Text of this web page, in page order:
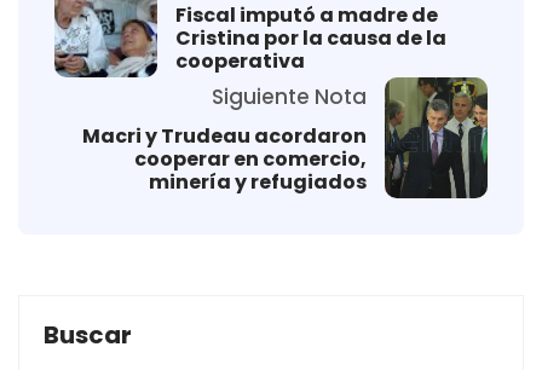
Fiscal imputó a madre de
Cristina por la causa de la
cooperativa
Siguiente Nota
Macri y Trudeau acordaron
cooperar en comercio,
minería y refugiados
Buscar